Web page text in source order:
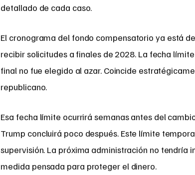
detallado de cada caso.
El cronograma del fondo compensatorio ya está
recibir solicitudes a finales de 2028. La fecha
final no fue elegido al azar. Coincide
republicano.
Esa fecha límite ocurrirá semanas antes del
Trump concluirá poco después. Este límite
supervisión. La próxima administración no tendría
medida pensada para proteger el dinero.